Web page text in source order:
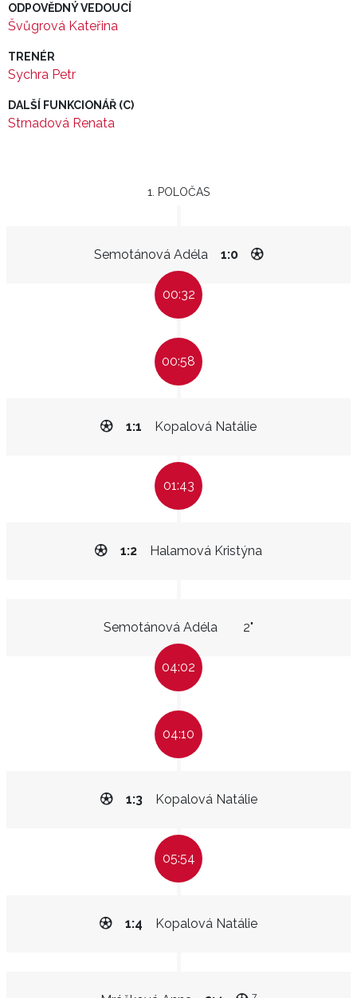
ODPOVĚDNÝ VEDOUCÍ
Švůgrová Kateřina
TRENÉR
Sychra Petr
DALŠÍ FUNKCIONÁŘ (C)
Strnadová Renata
1. POLOČAS
Semotánová Adéla 1:0
00:32
00:58
Kopalová Natálie
1:1
01:43
Halamová Kristýna
1:2
Semotánová Adéla 2"
04:02
04:10
Kopalová Natálie
1:3
05:54
Kopalová Natálie
1:4